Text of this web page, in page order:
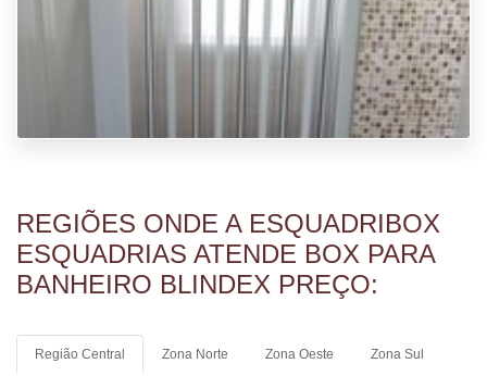
BOX DE VIDRO PREÇO
REGIÕES ONDE A ESQUADRIBOX
ESQUADRIAS ATENDE BOX PARA
BANHEIRO BLINDEX PREÇO:
Região Central Zona Norte Zona Oeste Zona Sul